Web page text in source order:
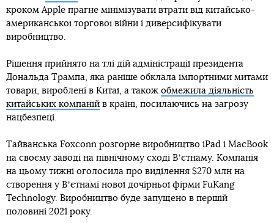
кроком Apple прагне мінімізувати втрати від китайсько-
американської торгової війни і диверсифікувати
виробництво.
Рішення прийнято на тлі дій адміністрації президента
Дональда Трампа, яка раніше обклала імпортними митами
товари, вироблені в Китаї, а також обмежила діяльність
китайських компаній в країні, посилаючись на загрозу
нацбезпеці.
Тайванська Foxconn розгорне виробництво iPad і MacBook
на своєму заводі на північному сході Вʼєтнаму. Компанія
на цьому тижні оголосила про виділення $270 млн на
створення у Вʼєтнамі нової дочірньої фірми FuKang
Technology. Виробництво буде запущено в першій
половині 2021 року.